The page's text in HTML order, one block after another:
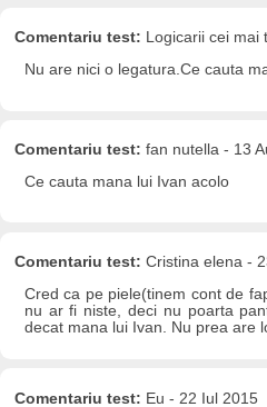
Comentariu test: Logicarii cei mai
Nu are nici o legatura.Ce cauta
Comentariu test: fan nutella - 13
Ce cauta mana lui Ivan acolo
Comentariu test: Cristina elena -
Cred ca pe piele(tinem cont de
nu ar fi niste, deci nu poarta
decat mana lui Ivan. Nu prea are
Comentariu test: Eu - 22 Iul 2015